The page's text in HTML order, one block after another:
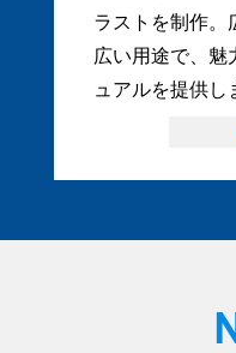
ラストを制作。
広い用途で、魅
ュアルを提供し